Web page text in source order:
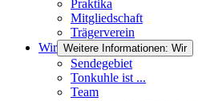
Praktika
Mitgliedschaft
Trägerverein
Wir Weitere Informationen: Wir
Sendegebiet
Tonkuhle ist ...
Team